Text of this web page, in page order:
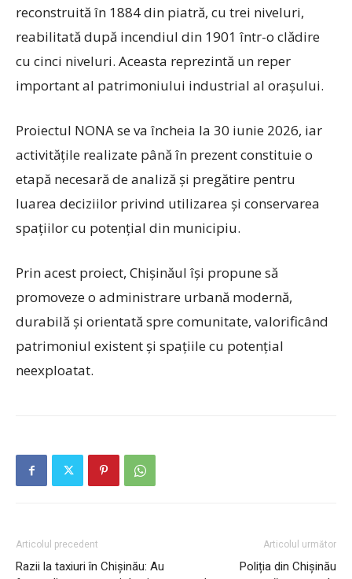
reconstruită în 1884 din piatră, cu trei niveluri,
reabilitată după incendiul din 1901 într-o clădire
cu cinci niveluri. Aceasta reprezintă un reper
important al patrimoniului industrial al orașului.
Proiectul NONA se va încheia la 30 iunie 2026, iar
activitățile realizate până în prezent constituie o
etapă necesară de analiză și pregătire pentru
luarea deciziilor privind utilizarea și conservarea
spațiilor cu potențial din municipiu.
Prin acest proiect, Chișinăul își propune să
promoveze o administrare urbană modernă,
durabilă și orientată spre comunitate, valorificând
patrimoniul existent și spațiile cu potențial
neexploatat.
Articolul precedent
Razii la taxiuri în Chișinău: Au
Articolul următor
Poliția din Chișinău